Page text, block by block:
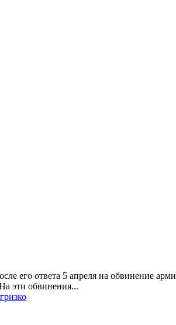
его ответа 5 апреля на обвинение
эти обвинения...